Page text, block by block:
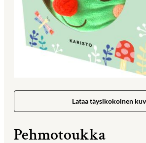
Lataa täysikokoinen
Pehmotoukka